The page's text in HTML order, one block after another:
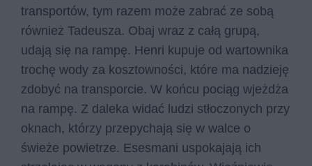
transportów, tym razem może zabrać ze sobą
również Tadeusza. Obaj wraz z całą grupą,
udają się na rampę. Henri kupuje od wartownika
trochę wody za kosztowności, które ma nadzieję
zdobyć na transporcie. W końcu pociąg wjeżdża
na rampę. Z daleka widać ludzi stłoczonych przy
oknach, którzy przepychają się w walce o
świeże powietrze. Esesmani uspokajają ich